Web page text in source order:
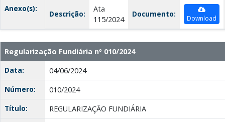
Anexo(s):
Descrição:
Ata
115/2024
Documento: Download
Regularização Fundiária nº 010/2024
Data:
04/06/2024
Número:
010/2024
Título:
REGULARIZAÇÃO FUNDIÁRIA